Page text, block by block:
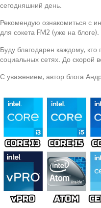
сегодняшний день.
Рекомендую ознакомиться с
для сокета FM2 (уже на блоге).
Буду благодарен каждому,
социальных сетях. До скорой
С уважением, автор блога